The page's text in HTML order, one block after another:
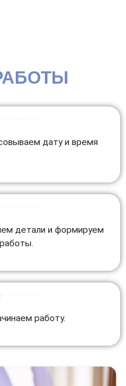
дату и время
детали и формируем
работу.